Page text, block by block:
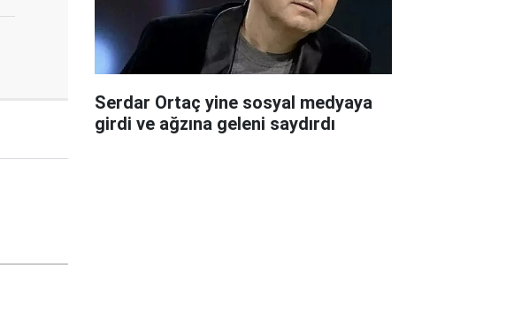
Serdar Ortaç yine sosyal medyaya
girdi ve ağzına geleni saydırdı